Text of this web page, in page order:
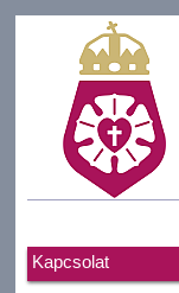
Kapcsolat